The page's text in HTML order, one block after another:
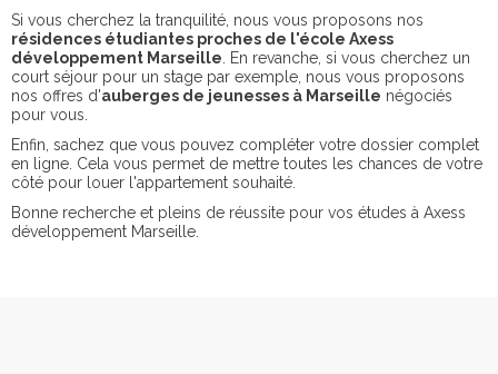
Si vous cherchez la tranquilité, nous vous proposons nos
résidences étudiantes proches de l'école Axess
développement Marseille . En revanche, si vous cherchez un
court séjour pour un stage par exemple, nous vous proposons
nos offres d'auberges de jeunesses à Marseille négociés
pour vous.
Enfin, sachez que vous pouvez compléter votre dossier complet
en ligne. Cela vous permet de mettre toutes les chances de votre
côté pour louer l'appartement souhaité.
Bonne recherche et pleins de réussite pour vos études à Axess
développement Marseille.